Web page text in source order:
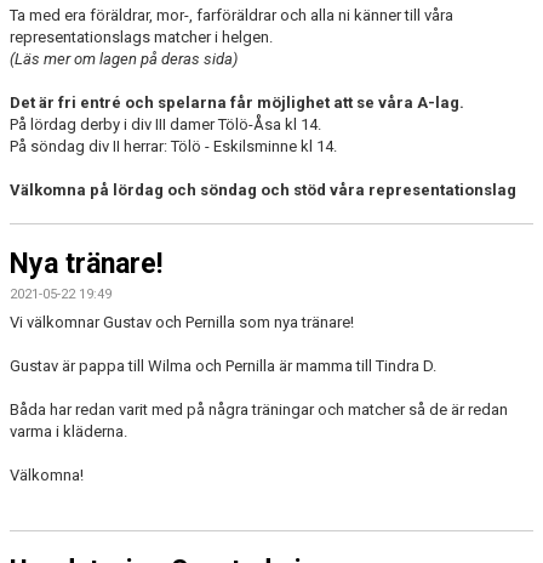
Ta med era föräldrar, mor-, farföräldrar och alla ni känner till våra
representationslags matcher i helgen.
(Läs mer om lagen på deras sida)
Det är fri entré och spelarna får möjlighet att se våra A-lag.
På lördag derby i div III damer Tölö-Åsa kl 14.
På söndag div II herrar: Tölö - Eskilsminne kl 14.
Välkomna på lördag och söndag och stöd våra representationslag
Nya tränare!
2021-05-22 19:49
Vi välkomnar Gustav och Pernilla som nya tränare!
Gustav är pappa till Wilma och Pernilla är mamma till Tindra D.
Båda har redan varit med på några träningar och matcher så de är redan
varma i kläderna.
Välkomna!